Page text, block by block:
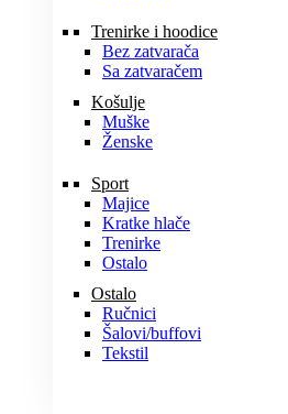
Trenirke i hoodice
Bez zatvarača
Sa zatvaračem
Košulje
Muške
Ženske
Sport
Majice
Kratke hlače
Trenirke
Ostalo
Ostalo
Ručnici
Šalovi/buffovi
Tekstil